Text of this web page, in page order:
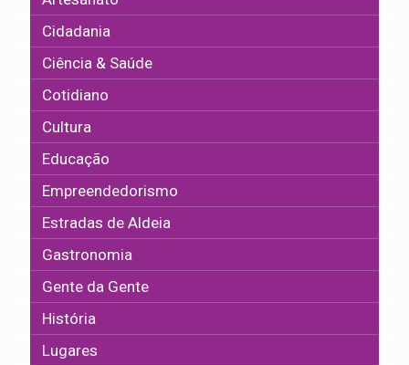
Cidadania
Ciência & Saúde
Cotidiano
Cultura
Educação
Empreendedorismo
Estradas de Aldeia
Gastronomia
Gente da Gente
História
Lugares